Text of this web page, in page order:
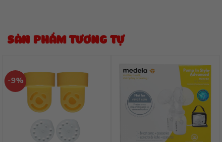
SẢN PHẨM TƯƠNG TỰ
-9%